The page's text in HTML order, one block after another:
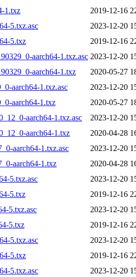
1.txz
2019-12-16
5.txz.asc
2023-12-20
5.txz
2019-12-16
aarch64-1.txz.asc 2023-12-20
aarch64-1.txz
2020-05-27
aarch64-1.txz.asc
2023-12-20
aarch64-1.txz
2020-05-27
aarch64-1.txz.asc
2023-12-20
aarch64-1.txz
2020-04-28
aarch64-1.txz.asc
2023-12-20
aarch64-1.txz
2020-04-28
5.txz.asc
2023-12-20
5.txz
2019-12-16
5.txz.asc
2023-12-20
5.txz
2019-12-16
5.txz.asc
2023-12-20
5.txz
2019-12-16
5.txz.asc
2023-12-20